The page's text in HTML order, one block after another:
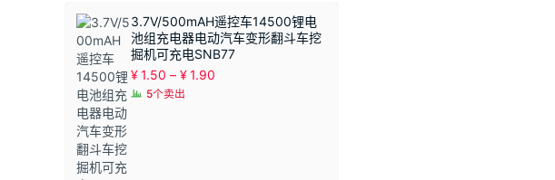
3.7V/500mAH遥控车14500锂电
池组充电器电动汽车变形翻斗车挖
掘机可充电SNB77
¥1.50 – ¥1.90
5个卖出